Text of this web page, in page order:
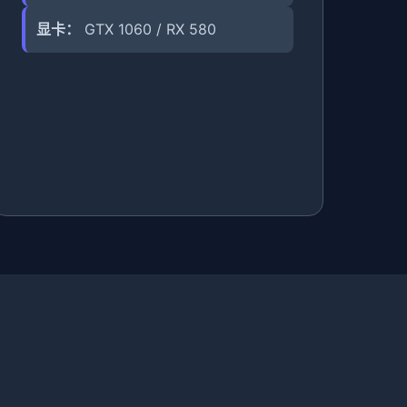
显卡： GTX 1060 / RX 580